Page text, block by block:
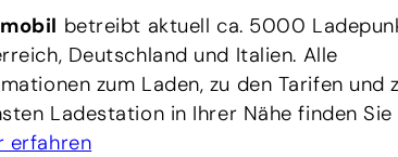
betreibt aktuell ca. 5000
Deutschland und Italien. Alle
zum Laden, zu den Tarifen und
Ladestation in Ihrer Nähe finden Sie
erfahren